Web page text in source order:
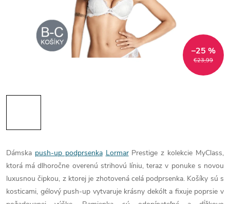
€23,99
–25 %
Dámska push-up podprsenka LormarPrestige z kolekcie MyClass,
ktorá má dlhoročne overenú strihovú líniu, teraz v ponuke s novou
luxusnou čipkou, z ktorej je zhotovená celá podprsenka. Košíky sú s
kosticami, gélový push-up vytvaruje krásny dekólt a fixuje poprsie v